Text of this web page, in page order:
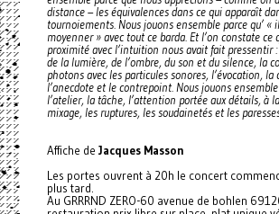
distance – les équivalences dans ce qui apparaît
tournoiements. Nous jouons ensemble parce qu’ «
moyenner » avec tout ce barda. Et l’on constate ce
proximité avec l’intuition nous avait fait pressentir
de la lumière, de l’ombre, du son et du silence, la
photons avec les particules sonores, l’évocation,
l’anecdote et le contrepoint. Nous jouons
l’atelier, la tâche, l’attention portée aux détails, à
mixage, les ruptures, les soudainetés et les
Affiche de Jacques Masson
Les portes ouvrent à 20h le concert
plus tard.
Au GRRRND ZERO-60 avenue de bohlen